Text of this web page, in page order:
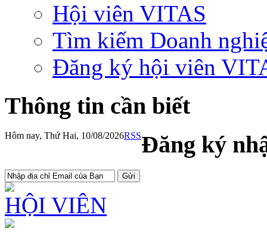
Hội viên VITAS
Tìm kiếm Doanh
Đăng ký hội viên
Thông tin cần biết
Hôm nay, Thứ Hai, 10/08/2026RSSĐăng ký
HỘI VIÊN